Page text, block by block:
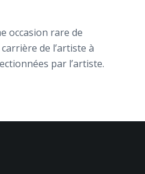
occasion rare de
de l’artiste à
par l’artiste.